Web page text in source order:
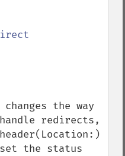
the way
redirects,
the status